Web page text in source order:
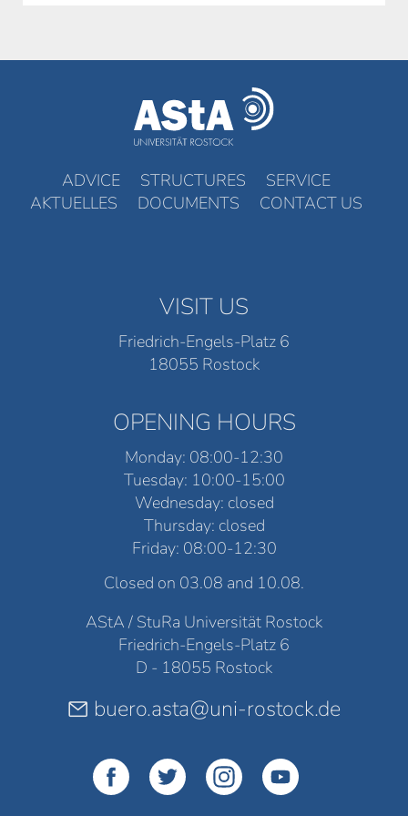
ADVICE STRUCTURES
SERVICE
AKTUELLES
DOCUMENTS CONTACT US
VISIT US
Friedrich-Engels-Platz 6
18055 Rostock
OPENING HOURS
Monday: 08:00-12:30
Tuesday: 10:00-15:00
Wednesday: closed
Thursday: closed
Friday: 08:00-12:30
Closed on 03.08 and 10.08.
AStA / StuRa Universität Rostock
Friedrich-Engels-Platz 6
D - 18055 Rostock
buero.asta@uni-rostock.de